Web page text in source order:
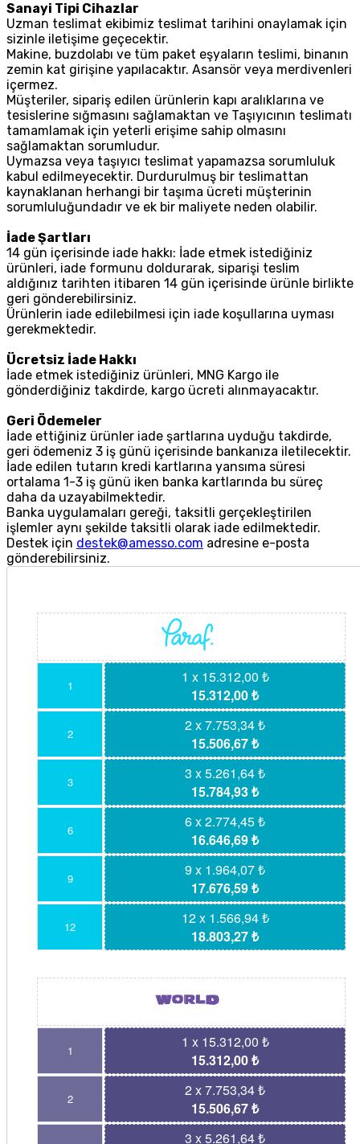
Sanayi Tipi Cihazlar
Uzman teslimat ekibimiz teslimat tarihini onaylamak için
sizinle iletişime geçecektir.
Makine, buzdolabı ve tüm paket eşyaların teslimi, binanın
zemin kat girişine yapılacaktır. Asansör veya merdivenleri
içermez.
Müşteriler, sipariş edilen ürünlerin kapı aralıklarına ve
tesislerine sığmasını sağlamaktan ve Taşıyıcının teslimatı
tamamlamak için yeterli erişime sahip olmasını
sağlamaktan sorumludur.
Uymazsa veya taşıyıcı teslimat yapamazsa sorumluluk
kabul edilmeyecektir. Durdurulmuş bir teslimattan
kaynaklanan herhangi bir taşıma ücreti müşterinin
sorumluluğundadır ve ek bir maliyete neden olabilir.
İade Şartları
14 gün içerisinde iade hakkı: İade etmek istediğiniz
ürünleri, iade formunu doldurarak, siparişi teslim
aldığınız tarihten itibaren 14 gün içerisinde ürünle birlikte
geri gönderebilirsiniz.
Ürünlerin iade edilebilmesi için iade koşullarına uyması
gerekmektedir.
Ücretsiz İade Hakkı
İade etmek istediğiniz ürünleri, MNG Kargo ile
gönderdiğiniz takdirde, kargo ücreti alınmayacaktır.
Geri Ödemeler
İade ettiğiniz ürünler iade şartlarına uyduğu takdirde,
geri ödemeniz 3 iş günü içerisinde bankanıza iletilecektir.
İade edilen tutarın kredi kartlarına yansıma süresi
ortalama 1-3 iş günü iken banka kartlarında bu süreç
daha da uzayabilmektedir.
Banka uygulamaları gereği, taksitli gerçekleştirilen
işlemler aynı şekilde taksitli olarak iade edilmektedir.
Destek için destek@amesso.com adresine e-posta
gönderebilirsiniz.
1
1 x 15.312,00 ₺
15.312,00 ₺
2
2 x 7.753,34 ₺
15.506,67 ₺
3
3 x 5.261,64 ₺
15.784,93 ₺
6
6 x 2.774,45 ₺
16.646,69 ₺
9
9 x 1.964,07 ₺
17.676,59 ₺
12
12 x 1.566,94 ₺
18.803,27 ₺
1
1 x 15.312,00 ₺
15.312,00 ₺
2
2 x 7.753,34 ₺
15.506,67 ₺
3 x 5.261,64 ₺